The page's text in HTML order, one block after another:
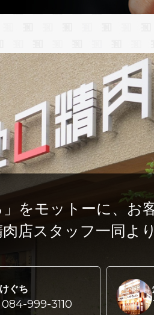
をモットーに、 お
店スタッフ一同よ
ぐち
999-3110